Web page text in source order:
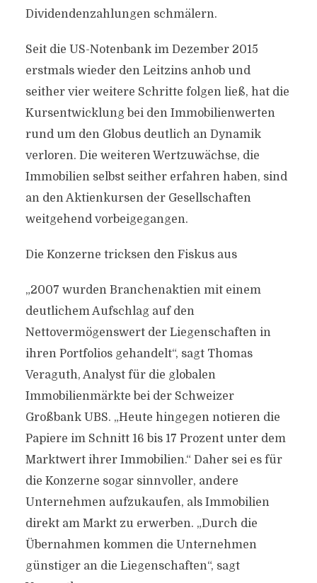
Dividendenzahlungen schmälern.
Seit die US-Notenbank im Dezember 2015
erstmals wieder den Leitzins anhob und
seither vier weitere Schritte folgen ließ, hat die
Kursentwicklung bei den Immobilienwerten
rund um den Globus deutlich an Dynamik
verloren. Die weiteren Wertzuwächse, die
Immobilien selbst seither erfahren haben, sind
an den Aktienkursen der Gesellschaften
weitgehend vorbeigegangen.
Die Konzerne tricksen den Fiskus aus
„2007 wurden Branchenaktien mit einem
deutlichem Aufschlag auf den
Nettovermögenswert der Liegenschaften in
ihren Portfolios gehandelt“, sagt Thomas
Veraguth, Analyst für die globalen
Immobilienmärkte bei der Schweizer
Großbank UBS. „Heute hingegen notieren die
Papiere im Schnitt 16 bis 17 Prozent unter dem
Marktwert ihrer Immobilien.“ Daher sei es für
die Konzerne sogar sinnvoller, andere
Unternehmen aufzukaufen, als Immobilien
direkt am Markt zu erwerben. „Durch die
Übernahmen kommen die Unternehmen
günstiger an die Liegenschaften“, sagt